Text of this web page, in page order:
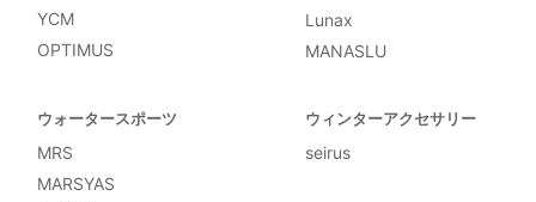
YCM
OPTIMUS
Lunax
MANASLU
ウォータースポーツ
MRS
MARSYAS
ウィンターアクセサリー
seirus